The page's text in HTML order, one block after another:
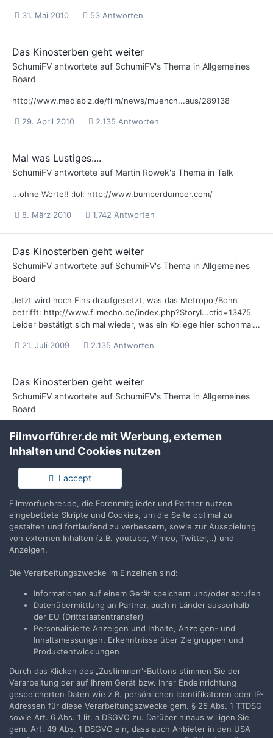
31. Mai 2010 53 Antworten
Das Kinosterben geht weiter
SchumiFV antwortete auf SchumiFV's Thema in Allgemeines
Board
http://www.mediabiz.de/film/news/muench...aus/289138
29. April 2010 2.135 Antworten
Mal was Lustiges....
SchumiFV antwortete auf Martin Rowek's Thema in Talk
...ohne Worte!! :lol: http://www.bumperdumper.com/
8. März 2010 1.742 Antworten
Das Kinosterben geht weiter
SchumiFV antwortete auf SchumiFV's Thema in Allgemeines
Board
Jetzt wird noch Eins draufgesetzt, was das Metropol/Bonn
betrifft: http://www.filmecho.de/index.php?StoryI...ctid=13475
Leider bestätigt sich mal wieder, was ein Kollege hier schonmal...
21. Juli 2009 2.135 Antworten
Das Kinosterben geht weiter
SchumiFV antwortete auf SchumiFV's Thema in Allgemeines
Board
Neues aus der Filmecho http://www.filmecho.de/index.php?
StoryI...ctid=12590
Achtung: Versandfehler bei Baader-
Meinhof Komplex
SchumiFVerstellte Thema inAllgemeines Board
Hallo zusammen Eben erreichte mich eine Warnmeldung von der
Filmes folgender Fehler aufgetreten ist. Bei 9 Kopien soll statt...
24. September 2008 1 Antwort
Filmvorführer.de via Google durchsuchen:
Sprache
Impressum / Datenschutzerklärung
Nutzungsbedingungen
Filmvorführer.de mit Werbung, externen
Inhalten und Cookies nutzen
I accept
Filmvorfuehrer.de, die Forenmitglieder und Partner nutzen
eingebettete Skripte und Cookies, um die Seite optimal zu
gestalten und fortlaufend zu verbessern, sowie zur Ausspielung
von externen Inhalten (z.B. youtube, Vimeo, Twitter,..) und
Anzeigen.
Die Verarbeitungszwecke im Einzelnen sind:
Informationen auf einem Gerät speichern und/oder abrufen
Datenübermittlung an Partner, auch n Länder ausserhalb
der EU (Drittstaatentransfer)
Personalisierte Anzeigen und Inhalte, Anzeigen- und
Inhaltsmessungen, Erkenntnisse über Zielgruppen und
Produktentwicklungen
Durch das Klicken des „Zustimmen“-Buttons stimmen Sie der
Verarbeitung der auf Ihrem Gerät bzw. Ihrer Endeinrichtung
gespeicherten Daten wie z.B. persönlichen Identifikatoren oder IP-
Adressen für diese Verarbeitungszwecke gem. § 25 Abs. 1 TTDSG
sowie Art. 6 Abs. 1 lit. a DSGVO zu. Darüber hinaus willigen Sie
gem. Art. 49 Abs. 1 DSGVO ein, dass auch Anbieter in den USA